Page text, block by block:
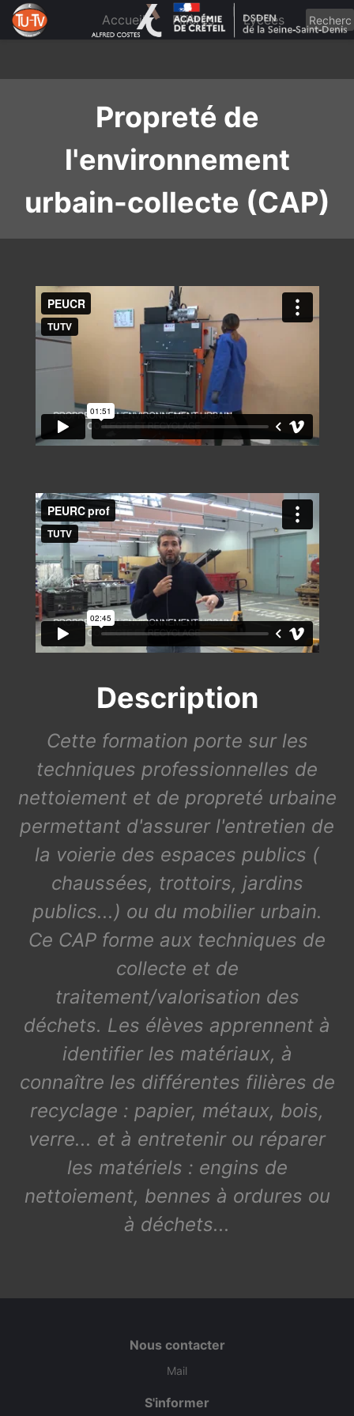
content
Accueil Filières Lycées
Propreté de
l'environnement
urbain-collecte (CAP)
Description
Cette formation porte sur les
techniques professionnelles de
nettoiement et de propreté urbaine
permettant d'assurer l'entretien de
la voierie des espaces publics (
chaussées, trottoirs, jardins
publics...) ou du mobilier urbain.
Ce CAP forme aux techniques de
collecte et de
traitement/valorisation des
déchets. Les élèves apprennent à
identifier les matériaux, à
connaître les différentes filières de
recyclage : papier, métaux, bois,
verre... et à entretenir ou réparer
les matériels : engins de
nettoiement, bennes à ordures ou
à déchets...
Nous contacter
Mail
S'informer